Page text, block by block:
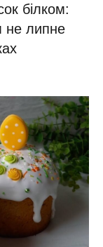
білком:
не липне